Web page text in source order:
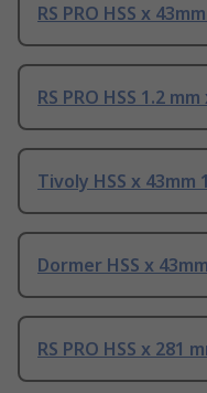
RS PRO HSS x
RS PRO HSS 1.2
Tivoly HSS x 43mm
Dormer HSS x
RS PRO HSS x 281